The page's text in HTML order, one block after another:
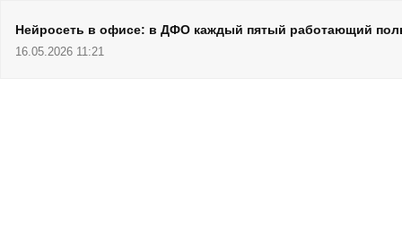
Нейросеть в офисе: в ДФО каждый пятый работающий
16.05.2026 11:21